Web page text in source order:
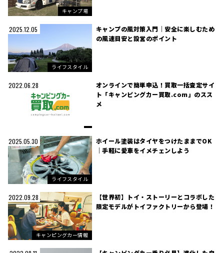
キャンプ場
2025.12.05
ライフスタイル
キャンプの風対策入門｜安全に楽しむため
の風速目安と設営のポイント
2022.06.28
オンラインで簡単申込！買取一括査定サイ
ト「キャンピングカー買取.com」のスス
メ
2025.05.30
ライフスタイル
ホイール塗装はタイヤをつけたままでOK
｜手軽に愛車をイメチェンしよう
2022.09.28
キャンピングカー情報
【世界初】トイ・ストーリーとコラボした
限定モデルがトイファクトリーから登場！